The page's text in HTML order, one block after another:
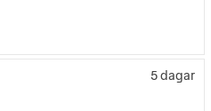
5 dagar